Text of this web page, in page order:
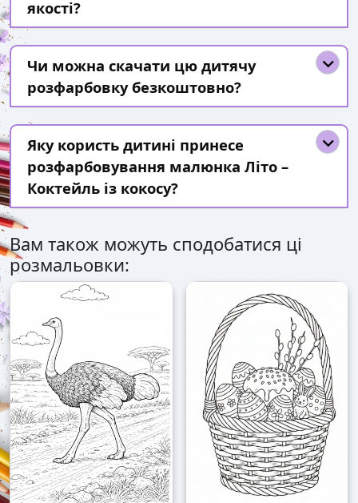
якості?
Чи можна скачати цю дитячу
розфарбовку безкоштовно?
Яку користь дитині принесе
розфарбовування малюнка Літо –
Коктейль із кокосу?
Вам також можуть сподобатися ці
розмальовки: